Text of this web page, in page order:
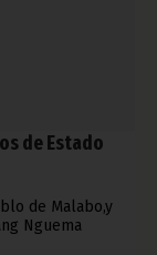
de Estado
de Malabo,y
Nguema